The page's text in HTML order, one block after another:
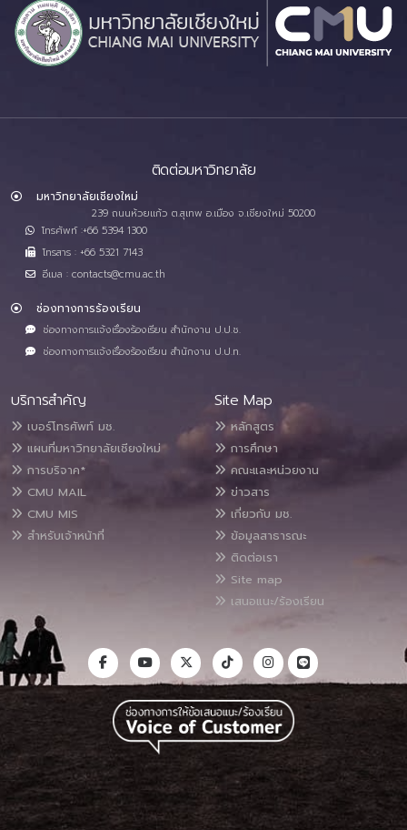
ติดต่อมหาวิทยาลัย
มหาวิทยาลัยเชียงใหม่
239 ถนนห้วยแก้ว ต.สุเทพ อ.เมือง จ.เชียงใหม่ 50200
โทรศัพท์ :+66 5394 1300
โทรสาร : +66 5321 7143
อีเมล : contacts@cmu.ac.th
ช่องทางการร้องเรียน
ช่องทางการแจ้งเรื่องร้องเรียน สำนักงาน ป.ป.ช.
ช่องทางการแจ้งเรื่องร้องเรียน สำนักงาน ป.ป.ท.
บริการสำคัญ
เบอร์โทรศัพท์ มช.
แผนที่มหาวิทยาลัยเชียงใหม่
การบริจาค*
CMU MAIL
CMU MIS
สำหรับเจ้าหน้าที่
Site Map
หลักสูตร
การศึกษา
คณะและหน่วยงาน
ข่าวสาร
เกี่ยวกับ มช.
ข้อมูลสาธารณะ
ติดต่อเรา
Site map
เสนอแนะ/ร้องเรียน